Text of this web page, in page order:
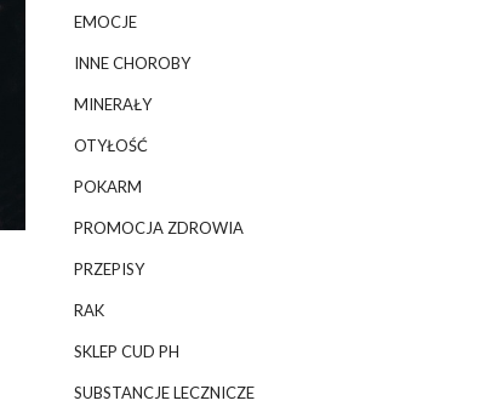
EMOCJE
INNE CHOROBY
MINERAŁY
OTYŁOŚĆ
POKARM
PROMOCJA ZDROWIA
PRZEPISY
RAK
SKLEP CUD PH
SUBSTANCJE LECZNICZE